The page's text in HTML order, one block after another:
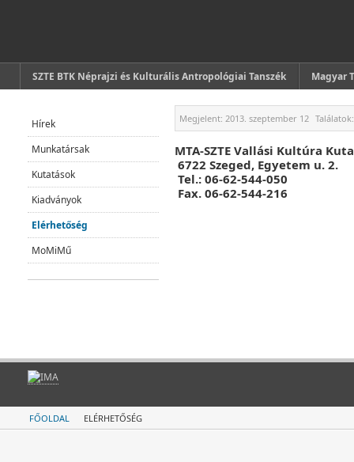
SZTE BTK Néprajzi és Kulturális Antropológiai Tanszék Magyar
Megjelent: 2013. szeptember 12
MTA-SZTE Vallási Kultúra
6722 Szeged, Egyetem u. 2.
Tel.: 06-62-544-050
Fax. 06-62-544-216
Hírek
Munkatársak
Kutatások
Kiadványok
Elérhetőség
MoMiMű
FŐOLDAL ELÉRHETŐSÉG